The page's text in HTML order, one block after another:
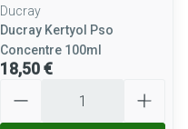
Ducray
Ducray Kertyol Pso
Concentre 100ml
18,50 €